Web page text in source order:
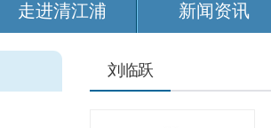
走进清江浦 新闻资讯
刘临跃